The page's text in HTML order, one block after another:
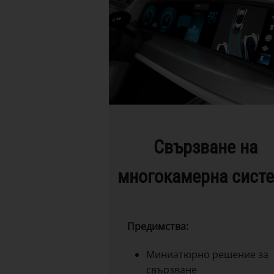
Свързване на
многокамерна
Предимства:
Миниатюрно решение за
свързване